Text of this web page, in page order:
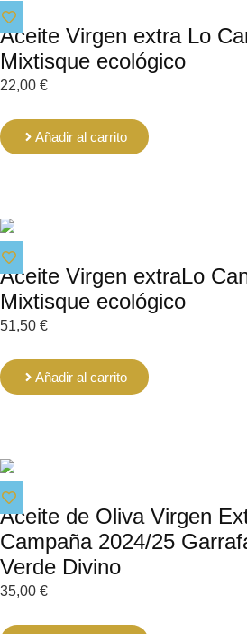
Aceite Virgen extra Lo
Mixtisque ecológico
22,00 €
Añadir al carrito
Aceite Virgen extraLo
Mixtisque ecológico
51,50 €
Añadir al carrito
Aceite de Oliva Virgen
Campaña 2024/25
Verde Divino
35,00 €